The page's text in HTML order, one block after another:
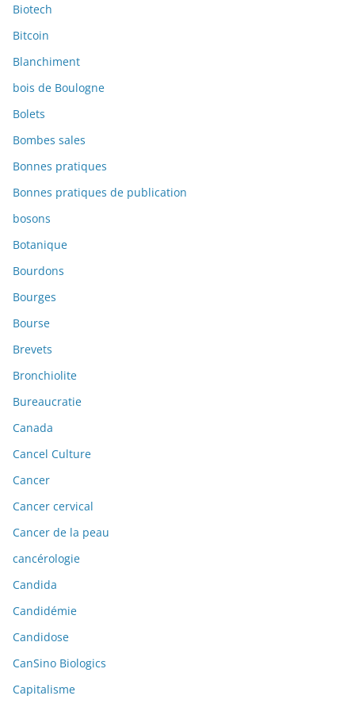
Biotech
Bitcoin
Blanchiment
bois de Boulogne
Bolets
Bombes sales
Bonnes pratiques
Bonnes pratiques de publication
bosons
Botanique
Bourdons
Bourges
Bourse
Brevets
Bronchiolite
Bureaucratie
Canada
Cancel Culture
Cancer
Cancer cervical
Cancer de la peau
cancérologie
Candida
Candidémie
Candidose
CanSino Biologics
Capitalisme